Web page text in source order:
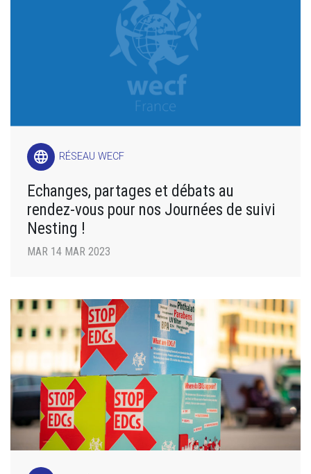
language RÉSEAU WECF
Echanges, partages et débats au
rendez-vous pour nos Journées de suivi
Nesting !
MAR 14 MAR 2023